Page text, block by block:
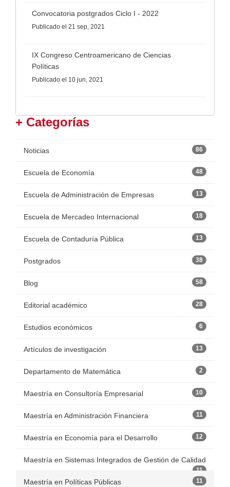
Convocatoria postgrados Ciclo I - 2022
Publicado el 21 sep, 2021
IX Congreso Centroamericano de Ciencias
Políticas
Publicado el 10 jun, 2021
+ Categorías
Noticias 86
Escuela de Economía 48
Escuela de Administración de Empresas 13
Escuela de Mercadeo Internacional 18
Escuela de Contaduría Pública 13
Postgrados 38
Blog 58
Editorial académico 28
Estudios económicos 6
Artículos de investigación 13
Departamento de Matemática 2
Maestría en Consultoría Empresarial 10
Maestría en Administración Financiera 11
Maestría en Economía para el Desarrollo 12
Maestría en Sistemas Integrados de Gestión de Calidad
11
Maestría en Políticas Públicas 11